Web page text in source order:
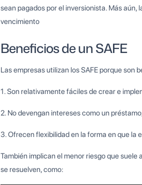
sean pagados por el inversionista. Más
vencimiento
Beneficios de un SAFE
Las empresas utilizan los SAFE porque
1. Son relativamente fáciles de crear e
2. No devengan intereses como un
3. Ofrecen flexibilidad en la forma en que la
También implican el menor riesgo que
se resuelven, como: